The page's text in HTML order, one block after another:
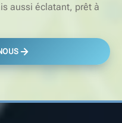
aussi éclatant, prêt à